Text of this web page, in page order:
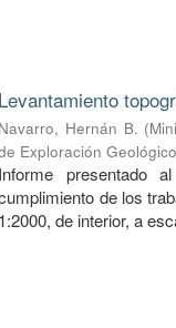
Levantamiento
Navarro, Hernán B. (
Exploración
Informe presentado
de los
1:2000, de interior, a